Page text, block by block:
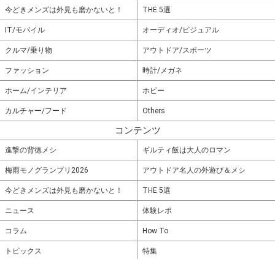
今どきメンズは外見も磨かないと！ THE 5選
IT/モバイル オーディオ/ビジュアル
クルマ/乗り物 アウトドア/スポーツ
ファッション 時計/メガネ
ホーム/インテリア ホビー
カルチャー/フード Others
コンテンツ
進撃の背徳メシ ギルティ飯は大人のロマン
梅雨モノグランプリ2026 アウトドア名人の外遊び＆メシ
今どきメンズは外見も磨かないと！ THE 5選
ニュース 体験レポ
コラム How To
トピックス 特集